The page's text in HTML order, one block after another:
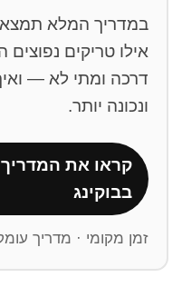
במדריך המלא
אילו טריקים
דרכה ומתי לא —
ונכונה יותר.
קראו את
בבוקינג
זמן מקומי · מדריך